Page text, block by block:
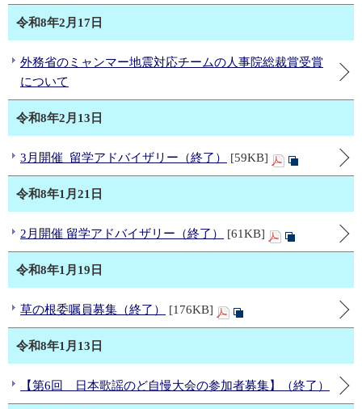
令和8年2月17日
外務省のミャンマー地震対応チームの人事院総裁賞受賞
について
令和8年2月13日
3月開催_留学アドバイザリー（終了） [59KB]
令和8年1月21日
2月開催 留学アドバイザリー（終了） [61KB]
令和8年1月19日
草の根委嘱員募集（終了） [176KB]
令和8年1月13日
【第6回 日本歌謡のど自慢大会の参加者募集】（終了）